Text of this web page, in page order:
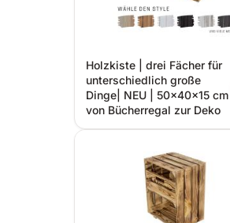
Holzkiste | drei Fächer für
unterschiedlich große
Dinge| NEU | 50x40x15 cm |
von Bücherregal zur Deko